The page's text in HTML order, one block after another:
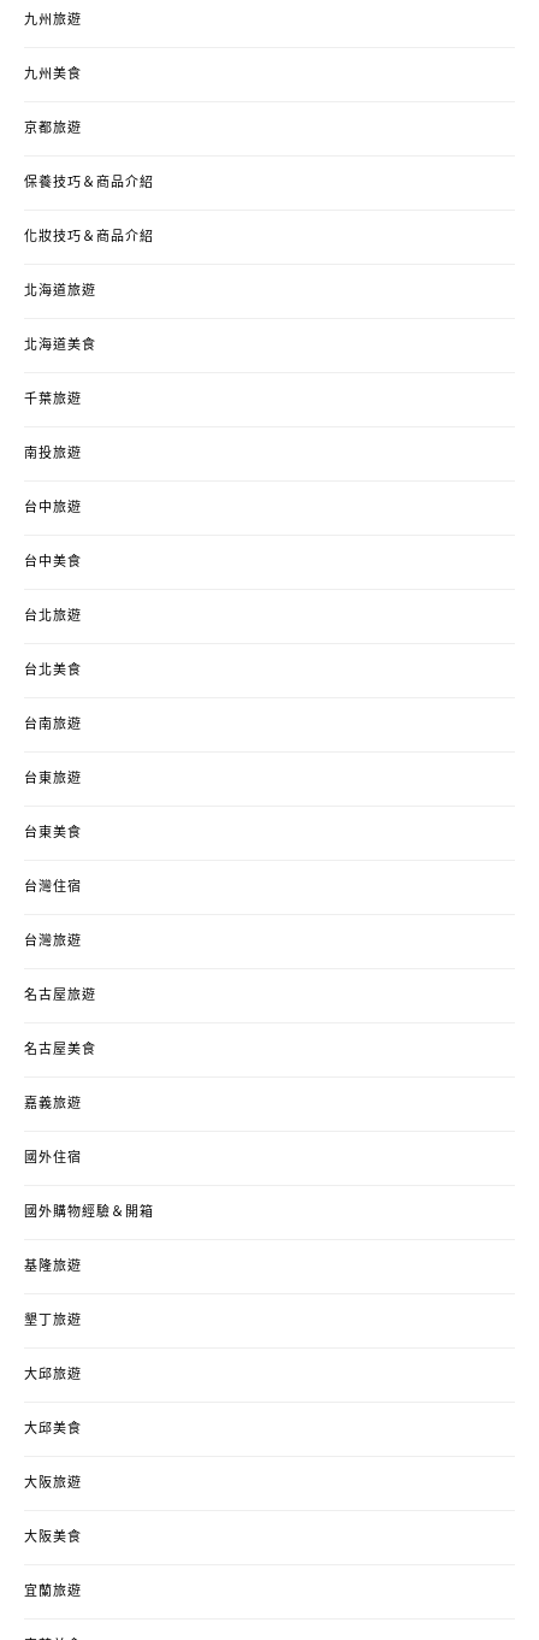
九州旅遊
九州美食
京都旅遊
保養技巧＆商品介紹
化妝技巧＆商品介紹
北海道旅遊
北海道美食
千葉旅遊
南投旅遊
台中旅遊
台中美食
台北旅遊
台北美食
台南旅遊
台東旅遊
台東美食
台灣住宿
台灣旅遊
名古屋旅遊
名古屋美食
嘉義旅遊
國外住宿
國外購物經驗＆開箱
基隆旅遊
墾丁旅遊
大邱旅遊
大邱美食
大阪旅遊
大阪美食
宜蘭旅遊